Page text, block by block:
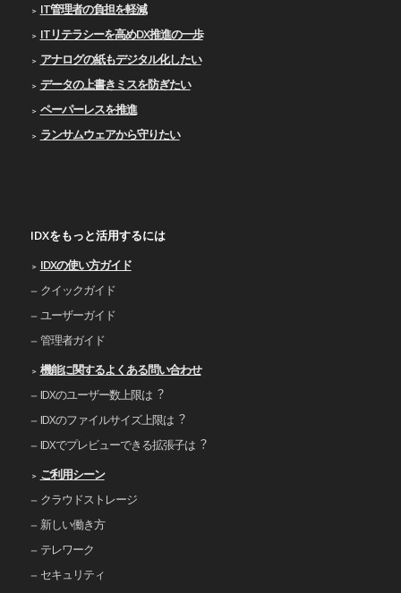
IT管理者の負担を軽減
ITリテラシーを高めDX推進の一歩
アナログの紙もデジタル化したい
データの上書きミスを防ぎたい
ペーパーレスを推進
ランサムウェアから守りたい
IDXをもっと活用するには
IDXの使い⽅ガイド
クイックガイド
ユーザーガイド
管理者ガイド
機能に関するよくある問い合わせ
IDXのユーザー数上限は︖
IDXのファイルサイズ上限は︖
IDXでプレビューできる拡張⼦は︖
ご利⽤シーン
クラウドストレージ
新しい働き⽅
テレワーク
セキュリティ